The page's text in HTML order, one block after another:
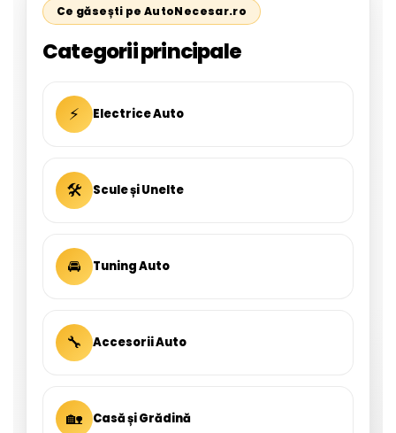
Ce găsești pe AutoNecesar.ro
Categorii principale
⚡ Electrice Auto
🛠 Scule și Unelte
🚘 Tuning Auto
🔧 Accesorii Auto
🏡 Casă și Grădină